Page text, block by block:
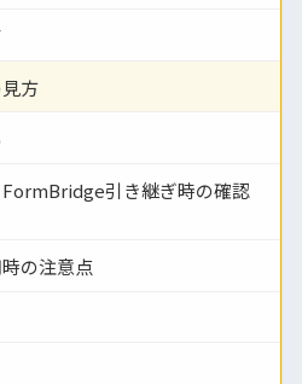
方
FormBridge引き継ぎ時の確認
の注意点